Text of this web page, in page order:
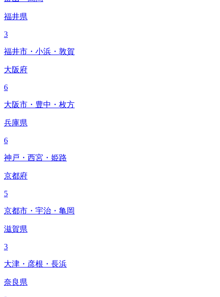
福井県
3
福井市・小浜・敦賀
大阪府
6
大阪市・豊中・枚方
兵庫県
6
神戸・西宮・姫路
京都府
5
京都市・宇治・亀岡
滋賀県
3
大津・彦根・長浜
奈良県